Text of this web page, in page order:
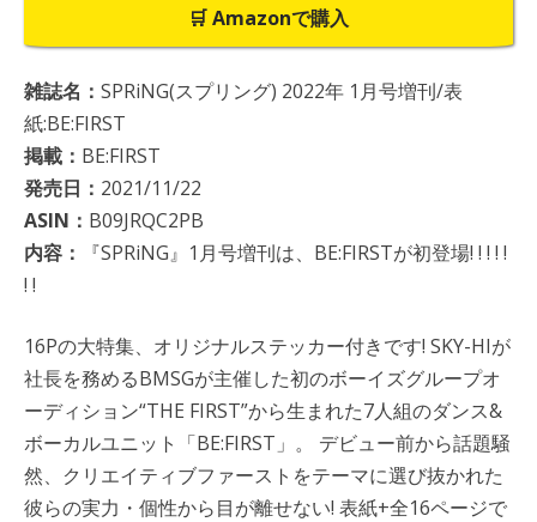
🛒 Amazonで購入
雑誌名： SPRiNG(スプリング) 2022年 1月号増刊/表
紙:BE:FIRST
掲載： BE:FIRST
発売日： 2021/11/22
ASIN： B09JRQC2PB
内容：
『SPRiNG』1月号増刊は、BE:FIRSTが初登場! ! ! ! !
! !
16Pの大特集、オリジナルステッカー付きです! SKY-HIが
社長を務めるBMSGが主催した初のボーイズグループオ
ーディション“THE FIRST”から生まれた7人組のダンス&
ボーカルユニット「BE:FIRST」。 デビュー前から話題騒
然、クリエイティブファーストをテーマに選び抜かれた
彼らの実力・個性から目が離せない! 表紙+全16ページで